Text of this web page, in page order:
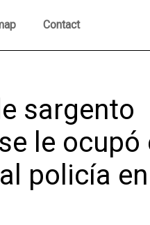
Contact
sargento
le ocupó
policía en